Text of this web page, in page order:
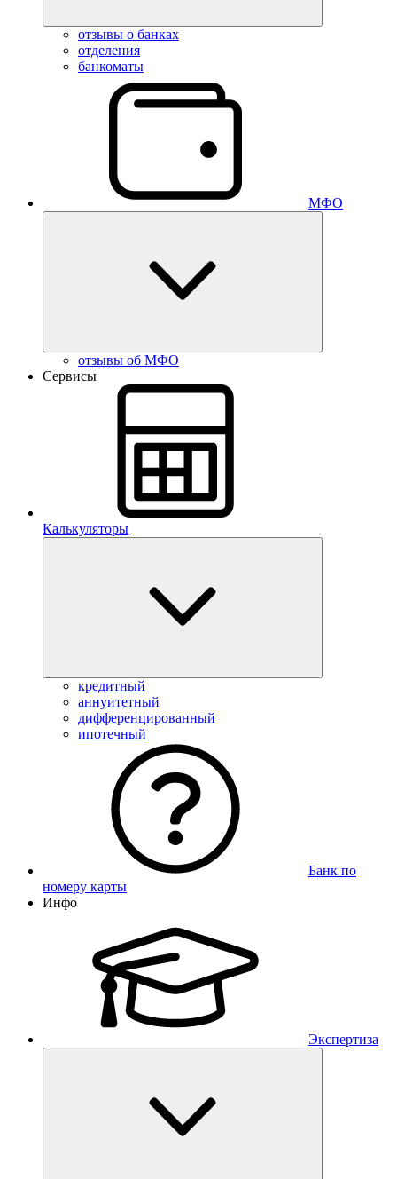
отзывы о банках
отделения
банкоматы
МФО
отзывы об МФО
Сервисы
Калькуляторы
кредитный
аннуитетный
дифференцированный
ипотечный
Банк по
номеру карты
Инфо
Экспертиза